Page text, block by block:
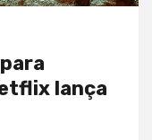
lança